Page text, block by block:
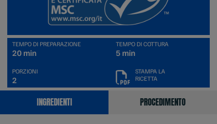
TEMPO DI PREPARAZIONE
20 min
TEMPO DI COTTURA
5 min
PORZIONI
2
STAMPA LA
RICETTA
INGREDIENTI PROCEDIMENTO